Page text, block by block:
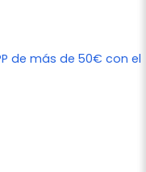
de más de 50€ con el